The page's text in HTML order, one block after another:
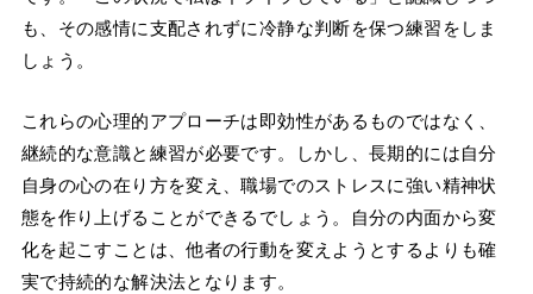
も、その感情に支配されずに冷静な判断を保つ練習をしま
しょう。
これらの心理的アプローチは即効性があるものではなく、
継続的な意識と練習が必要です。しかし、長期的には自分
自身の心の在り方を変え、職場でのストレスに強い精神状
態を作り上げることができるでしょう。自分の内面から変
化を起こすことは、他者の行動を変えようとするよりも確
実で持続的な解決法となります。